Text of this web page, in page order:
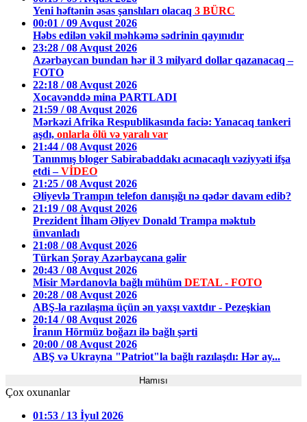
Yeni həftənin əsas şanslıları olacaq 3 BÜRC
00:01 / 09 Avqust 2026
Həbs edilən vəkil məhkəmə sədrinin qayınıdır
23:28 / 08 Avqust 2026
Azərbaycan bundan hər il 3 milyard dollar qazanacaq –
FOTO
22:18 / 08 Avqust 2026
Xocavənddə mina PARTLADI
21:59 / 08 Avqust 2026
Mərkəzi Afrika Respublikasında faciə: Yanacaq tankeri
aşdı, onlarla ölü və yaralı var
21:44 / 08 Avqust 2026
Tanınmış bloger Sabirabaddakı acınacaqlı vəziyyəti ifşa
etdi –VİDEO
21:25 / 08 Avqust 2026
Əliyevlə Trampın telefon danışığı nə qədər davam edib?
21:19 / 08 Avqust 2026
Prezident İlham Əliyev Donald Trampa məktub
ünvanladı
21:08 / 08 Avqust 2026
Türkan Şoray Azərbaycana gəlir
20:43 / 08 Avqust 2026
Misir Mərdanovla bağlı mühüm DETAL - FOTO
20:28 / 08 Avqust 2026
ABŞ-la razılaşma üçün ən yaxşı vaxtdır - Pezeşkian
20:14 / 08 Avqust 2026
İranın Hörmüz boğazı ilə bağlı şərti
20:00 / 08 Avqust 2026
ABŞ və Ukrayna "Patriot"la bağlı razılaşdı: Hər ay...
Hamısı
Çox oxunanlar
01:53 / 13 İyul 2026